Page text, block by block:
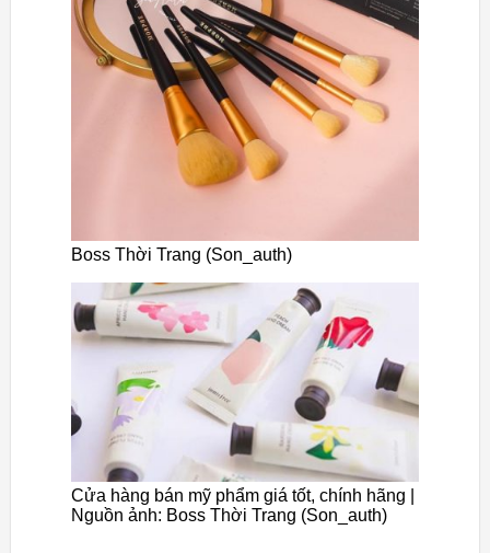
Boss Thời Trang (Son_auth)
Cửa hàng bán mỹ phẩm giá tốt, chính hãng |
Nguồn ảnh: Boss Thời Trang (Son_auth)